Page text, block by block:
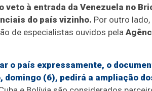
veto à entrada da Venezuela no
do país vizinho. Por outro lado,
de especialistas ouvidos pela
o país expressamente, o
(6), pedirá a ampliação